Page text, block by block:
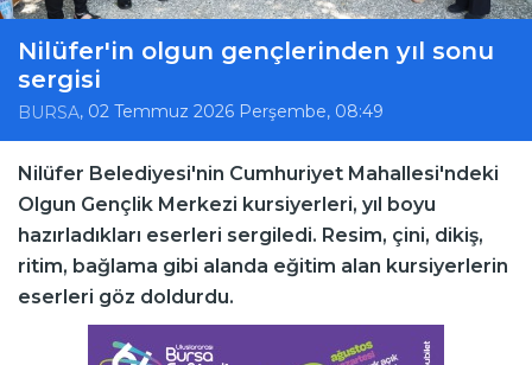
Nilüfer'in olgun gençlerinden yıl sonu
sergisi
BURSA, 02 Temmuz 2026 Perşembe, 08:49
Nilüfer Belediyesi'nin Cumhuriyet Mahallesi'ndeki
Olgun Gençlik Merkezi kursiyerleri, yıl boyu
hazırladıkları eserleri sergiledi. Resim, çini, dikiş,
ritim, bağlama gibi alanda eğitim alan kursiyerlerin
eserleri göz doldurdu.